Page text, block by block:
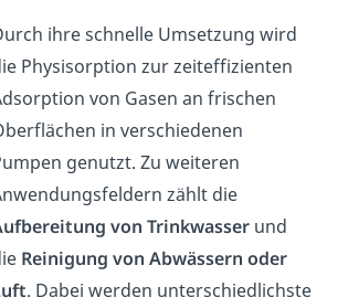
ihre schnelle Umsetzung wird
Physisorption zur zeiteffizienten
von Gasen an frischen
in verschiedenen
genutzt. Zu weiteren
zählt die
von Trinkwasser und
Reinigung von Abwässern oder
. Dabei werden unterschiedlichste